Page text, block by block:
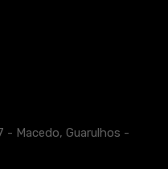
- Macedo, Guarulhos -